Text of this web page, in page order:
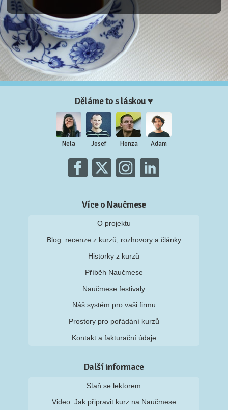
Děláme to s láskou ♥
Nela Josef Honza Adam
Více o Naučmese
O projektu
Blog: recenze z kurzů, rozhovory a články
Historky z kurzů
Příběh Naučmese
Naučmese festivaly
Náš systém pro vaši firmu
Prostory pro pořádání kurzů
Kontakt a fakturační údaje
Další informace
Staň se lektorem
Video: Jak připravit kurz na Naučmese